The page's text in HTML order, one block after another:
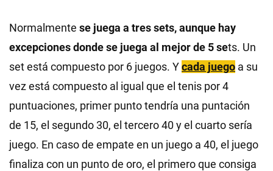
Normalmente se juega a tres sets, aunque hay
excepciones donde se juega al mejor de 5 sets. Un
set está compuesto por 6 juegos. Ycada juego a su
vez está compuesto al igual que el tenis por 4
puntuaciones, primer punto tendría una puntación
de 15, el segundo 30, el tercero 40 y el cuarto sería
juego. En caso de empate en un juego a 40, el juego
finaliza con un punto de oro, el primero que consiga